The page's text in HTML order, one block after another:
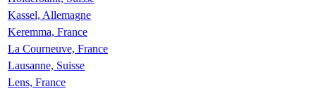
Kassel, Allemagne
Keremma, France
La Courneuve, France
Lausanne, Suisse
Lens, France